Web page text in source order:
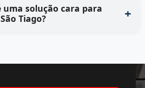
solução cara para
Tiago?